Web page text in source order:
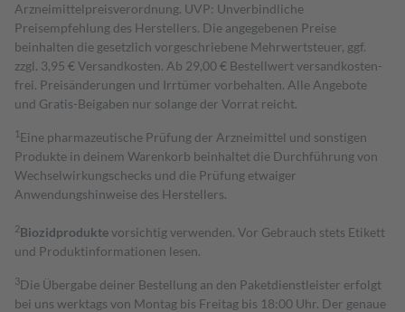
Arzneimittelpreisverordnung. UVP: Unverbindliche
Preisempfehlung des Herstellers. Die angegebenen Preise
beinhalten die gesetzlich vorgeschriebene Mehrwertsteuer, ggf.
zzgl. 3,95 € Versandkosten. Ab 29,00 € Bestell­wert versand­kosten­
frei. Preisänderungen und Irrtümer vorbehalten. Alle Angebote
und Gratis-Beigaben nur solange der Vorrat reicht.
1 Eine pharmazeutische Prüfung der Arzneimittel und sonstigen
Produkte in deinem Warenkorb beinhaltet die Durchführung von
Wechselwirkungschecks und die Prüfung etwaiger
Anwendungshinweise des Herstellers.
2Biozidproduktevorsichtig verwenden. Vor Gebrauch stets Etikett
und Produktinformationen lesen.
3Die Übergabe deiner Bestellung an den Paketdienstleister erfolgt
bei uns werktags von Montag bis Freitag bis 18:00 Uhr. Der genaue